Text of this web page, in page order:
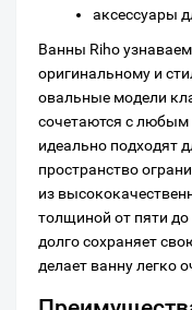
аксессуары
Ванны Riho
оригинальному и
овальные модели
сочетаются с любым
идеально подходят
пространство
из
толщиной от пяти
долго сохраняет
делает ванну легко